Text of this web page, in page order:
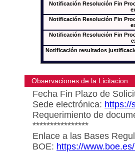
Notificación Resolución Fin
Notificación Resolución Fin
Notificación Resolución Fin
Notificación resultados
Observaciones de la Licitacion
Fecha Fin Plazo de
Sede electrónica: https://
Requerimiento de
****************
Enlace a las Bases
BOE: https://